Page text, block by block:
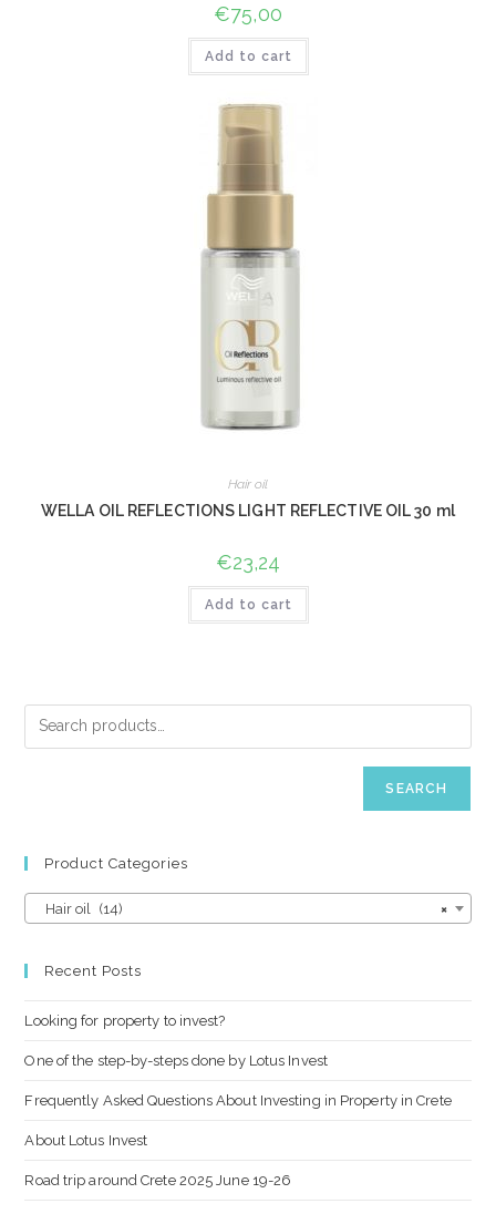
€75,00
Add to cart
Hair oil
WELLA OIL REFLECTIONS LIGHT REFLECTIVE OIL 30 ml
€23,24
Add to cart
SEARCH
Product Categories
×
Hair oil (14)
Recent Posts
Looking for property to invest?
One of the step-by-steps done by Lotus Invest
Frequently Asked Questions About Investing in Property in Crete
About Lotus Invest
Road trip around Crete 2025 June 19-26